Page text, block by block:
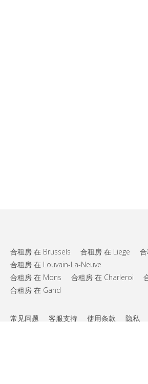
合租房 在 Brussels 合租房 在 Liege
合租房 在 Louvain-La-Neuve
合租房 在 Mons
合租房 在 Charleroi
合租房 在 Gand
常见问题 客服支持 使用条款 隐私